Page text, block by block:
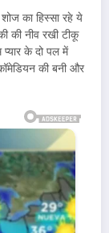
का हिस्सा रहे ये
की नीव रखी टीकू
के दो पल में
की बनी और